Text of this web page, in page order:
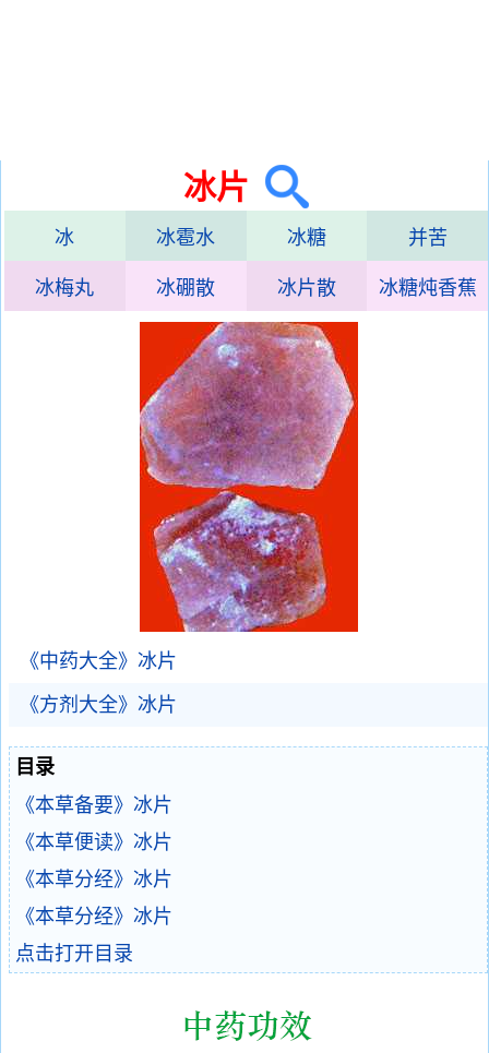
冰片
冰 冰雹水 冰糖 并苦
冰梅丸 冰硼散 冰片散 冰糖炖香蕉
《中药大全》冰片
《方剂大全》冰片
目录
《本草备要》冰片
《本草便读》冰片
《本草分经》冰片
《本草分经》冰片
点击打开目录